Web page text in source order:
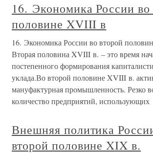
16. Экономика России во
половине XVIII в
16. Экономика России во второй
Вторая половина XVIII в. – это время
постепенного формирования
уклада.Во второй половине XVIII в.
мануфактурная промышленность. Резко
количество предприятий, использующих
Внешняя политика
второй половине XIX в.